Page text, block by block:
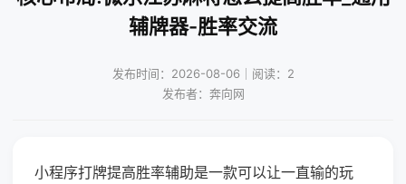
辅牌器-胜率交流
发布时间：2026-08-06｜阅读：2
发布者：奔向网
小程序打牌提高胜率辅助是一款可以让一直输的玩